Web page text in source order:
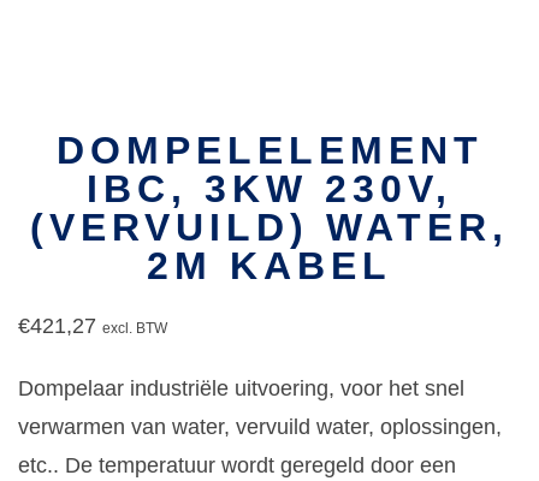
DOMPELELEMENT
IBC, 3KW 230V,
(VERVUILD) WATER,
2M KABEL
€421,27 excl. BTW
Dompelaar industriële uitvoering, voor het snel
verwarmen van water, vervuild water, oplossingen,
etc.. De temperatuur wordt geregeld door een